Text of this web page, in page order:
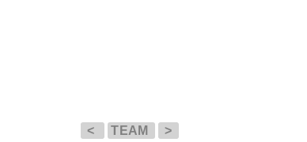
< TEAM >